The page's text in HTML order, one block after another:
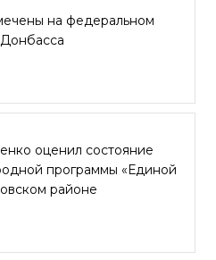
на федеральном
оценил состояние
программы «Единой
районе